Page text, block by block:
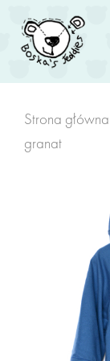
Strona główna
granat